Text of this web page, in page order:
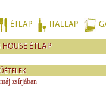
ÉTLAP ITALLAP
HOUSE ÉTLAP
zsírjában